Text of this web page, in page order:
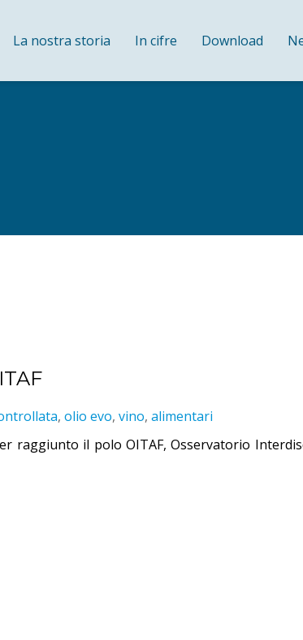
La nostra storia In cifre Download
, olio evo, vino, alimentari
raggiunto il polo OITAF, Osservatorio